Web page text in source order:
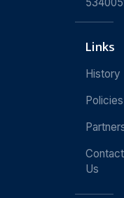
Links
History
Policies
Contact
Us